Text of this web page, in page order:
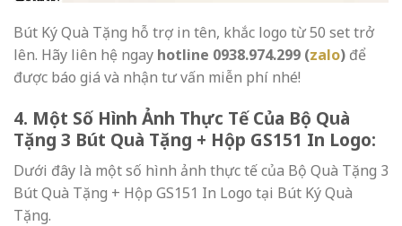
Bút Ký Quà Tặng hỗ trợ in tên, khắc logo từ 50 set trở
lên. Hãy liên hệ ngay hotline 0938.974.299 (zalo) để
được báo giá và nhận tư vấn miễn phí nhé!
4. Một Số Hình Ảnh Thực Tế Của Bộ Quà
Tặng 3 Bút Quà Tặng + Hộp GS151 In Logo:
Dưới đây là một số hình ảnh thực tế của Bộ Quà Tặng 3
Bút Quà Tặng + Hộp GS151 In Logo tại Bút Ký Quà
Tặng.